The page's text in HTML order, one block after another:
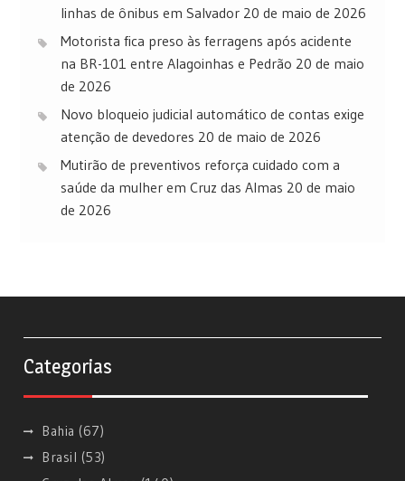
linhas de ônibus em Salvador 20 de maio de 2026
Motorista fica preso às ferragens após acidente
na BR-101 entre Alagoinhas e Pedrão 20 de maio
de 2026
Novo bloqueio judicial automático de contas exige
atenção de devedores 20 de maio de 2026
Mutirão de preventivos reforça cuidado com a
saúde da mulher em Cruz das Almas 20 de maio
de 2026
Categorias
Bahia (67)
Brasil (53)